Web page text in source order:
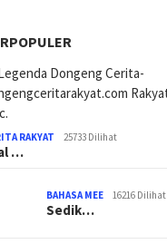
RAKYAT 25733 Dilihat
…
BAHASA MEE 16216 Dilihat
Sedik…